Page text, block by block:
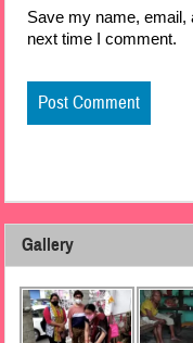
Save my name, email,
next time I comment.
Gallery